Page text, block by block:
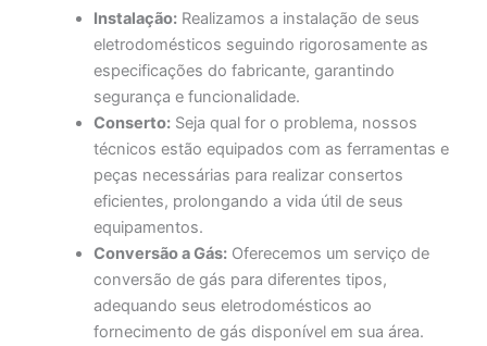
Instalação: Realizamos a instalação de seus
eletrodomésticos seguindo rigorosamente as
especificações do fabricante, garantindo
segurança e funcionalidade.
Conserto: Seja qual for o problema, nossos
técnicos estão equipados com as ferramentas e
peças necessárias para realizar consertos
eficientes, prolongando a vida útil de seus
equipamentos.
Conversão a Gás: Oferecemos um serviço de
conversão de gás para diferentes tipos,
adequando seus eletrodomésticos ao
fornecimento de gás disponível em sua área.